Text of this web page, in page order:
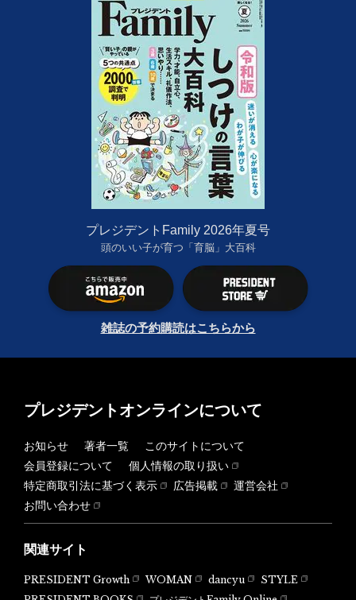
プレジデントFamily 2026年夏号
頭のいい子が育つ「育脳」大百科
雑誌の予約購読はこちらから
プレジデントオンラインについて
お知らせ 著者一覧
このサイトについて
会員登録について
個人情報の取り扱い
特定商取引法に基づく表示
広告掲載
運営会社
お問い合わせ
関連サイト
PRESIDENT Growth WOMAN dancyu
STYLE